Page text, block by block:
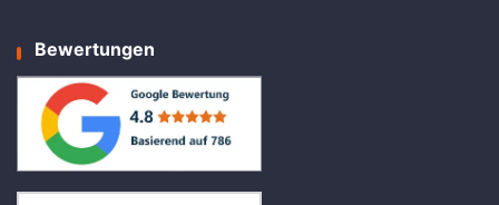
Bewertungen